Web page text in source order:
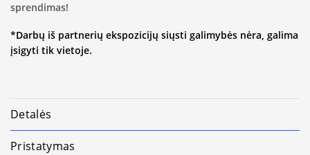
sprendimas!
*Darbų iš partnerių ekspozicijų siųsti galimybės nėra, galima
įsigyti tik vietoje.
Detalės
Pristatymas